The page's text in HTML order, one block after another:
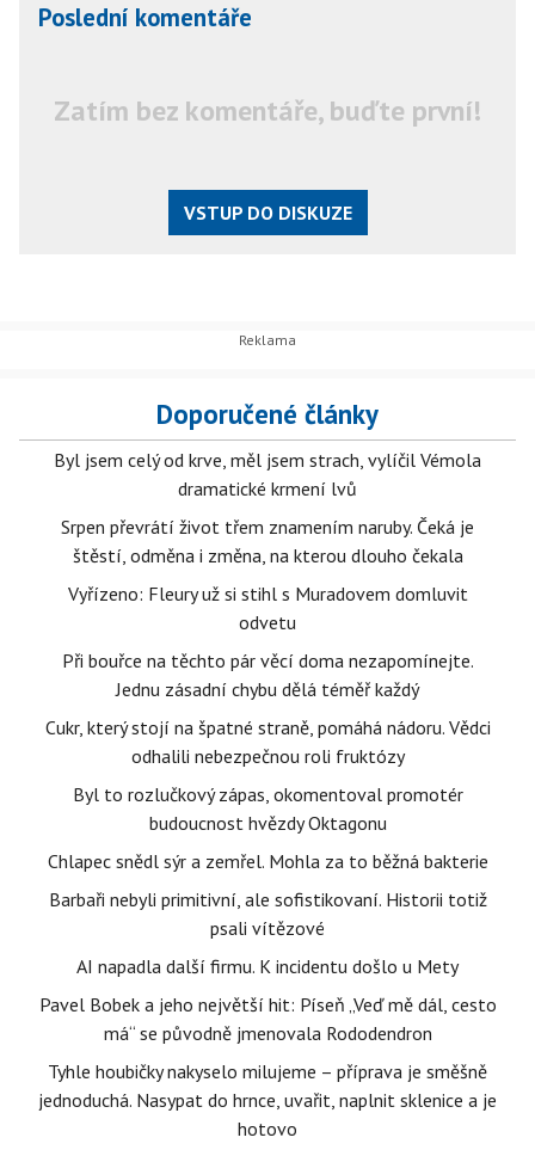
Poslední komentáře
Zatím bez komentáře, buďte první!
VSTUP DO DISKUZE
Doporučené články
Byl jsem celý od krve, měl jsem strach, vylíčil Vémola
dramatické krmení lvů
Srpen převrátí život třem znamením naruby. Čeká je
štěstí, odměna i změna, na kterou dlouho čekala
Vyřízeno: Fleury už si stihl s Muradovem domluvit
odvetu
Při bouřce na těchto pár věcí doma nezapomínejte.
Jednu zásadní chybu dělá téměř každý
Cukr, který stojí na špatné straně, pomáhá nádoru. Vědci
odhalili nebezpečnou roli fruktózy
Byl to rozlučkový zápas, okomentoval promotér
budoucnost hvězdy Oktagonu
Chlapec snědl sýr a zemřel. Mohla za to běžná bakterie
Barbaři nebyli primitivní, ale sofistikovaní. Historii totiž
psali vítězové
AI napadla další firmu. K incidentu došlo u Mety
Pavel Bobek a jeho největší hit: Píseň „Veď mě dál, cesto
má“ se původně jmenovala Rododendron
Tyhle houbičky nakyselo milujeme – příprava je směšně
jednoduchá. Nasypat do hrnce, uvařit, naplnit sklenice a je
hotovo